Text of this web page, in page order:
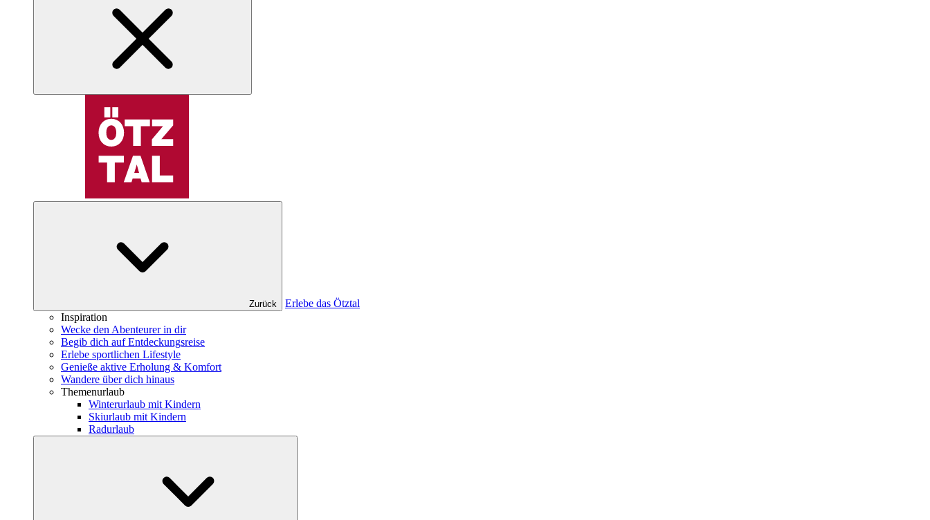
Zurück
Erlebe das Ötztal
Inspiration
Wecke den Abenteurer in dir
Begib dich auf Entdeckungsreise
Erlebe sportlichen Lifestyle
Genieße aktive Erholung & Komfort
Wandere über dich hinaus
Themenurlaub
Winterurlaub mit Kindern
Skiurlaub mit Kindern
Radurlaub